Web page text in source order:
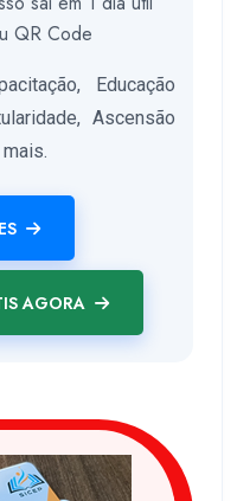
QR Code
Educação
Ascensão
AGORA